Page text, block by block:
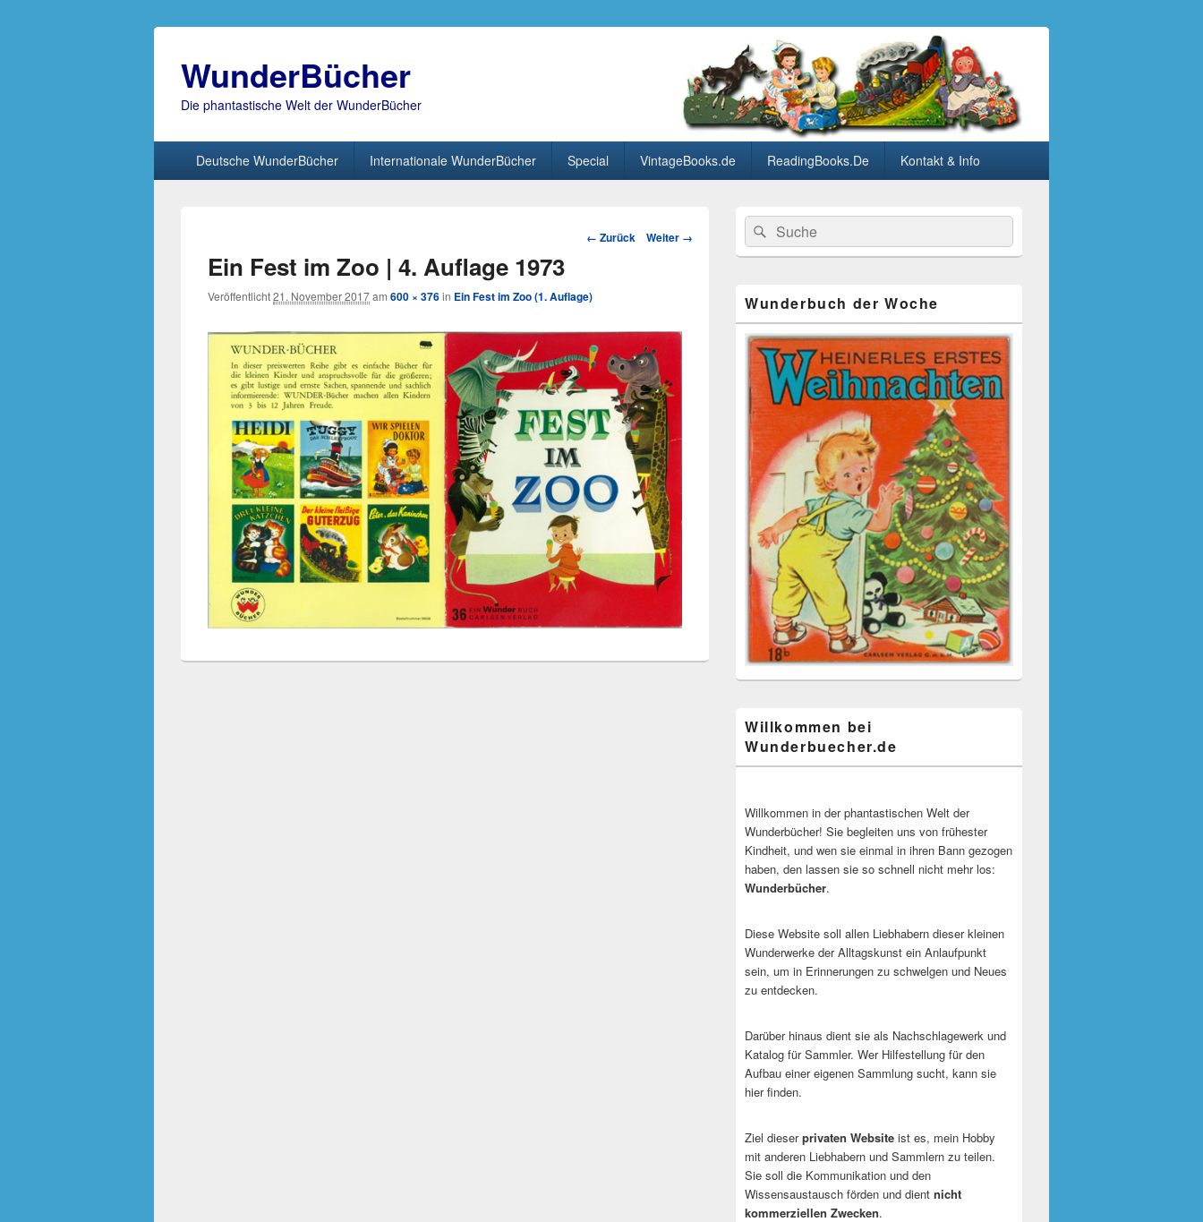
WunderBücher
Die phantastische Welt der WunderBücher
Deutsche WunderBücher Internationale WunderBücher Special VintageBooks.de ReadingBooks.De Kontakt & Info
Bild-
← Zurück Weiter →
Ein Fest im Zoo | 4. Auflage 1973
Veröffentlicht21. November 2017am 600 × 376in Ein Fest im Zoo (1. Auflage)
Primärer
Seitenleisten
Widget-
Bereich
Search
for:
Suche
Wunderbuch der Woche
Willkommen bei
Wunderbuecher.de
Willkommen in der phantastischen Welt der
Wunderbücher! Sie begleiten uns von frühester
Kindheit, und wen sie einmal in ihren Bann gezogen
haben, den lassen sie so schnell nicht mehr los:
Wunderbücher.
Diese Website soll allen Liebhabern dieser kleinen
Wunderwerke der Alltagskunst ein Anlaufpunkt
sein, um in Erinnerungen zu schwelgen und Neues
zu entdecken.
Darüber hinaus dient sie als Nachschlagewerk und
Katalog für Sammler. Wer Hilfestellung für den
Aufbau einer eigenen Sammlung sucht, kann sie
hier finden.
Ziel dieserprivaten Website ist es, mein Hobby
mit anderen Liebhabern und Sammlern zu teilen.
Sie soll die Kommunikation und den
Wissensaustausch förden und dient nicht
kommerziellen Zwecken.